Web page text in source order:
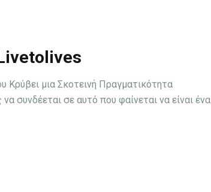
Κρύβει μια Σκοτεινή Πραγματικότητα
συνδέεται σε αυτό που φαίνεται να είναι ένα